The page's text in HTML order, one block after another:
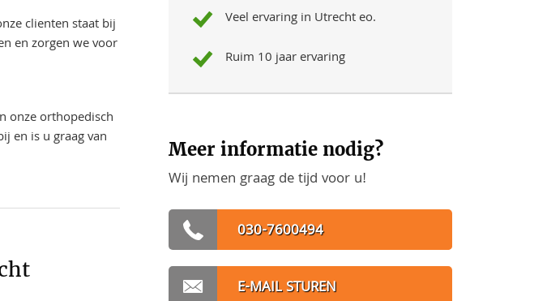
clienten staat bij
en zorgen we voor
onze orthopedisch
en is u graag van
Veel ervaring in Utrecht eo.
Ruim 10 jaar ervaring
Meer informatie nodig?
Wij nemen graag de tijd voor u!
030-7600494
E-MAIL STUREN